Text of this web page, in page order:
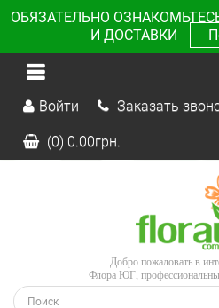
ОБЯЗАТЕЛЬНО
И ДОСТАВКИ
Войти Заказать
(0) 0.00грн.
Добро пожаловать в
Флора ЮГ,